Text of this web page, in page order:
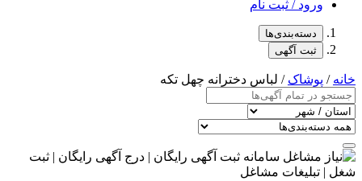
ورود / ثبت نام
دسته‌بندی‌ها
ثبت آگهی
خانه/ پوشاک/ لباس دخترانه چهل تکه